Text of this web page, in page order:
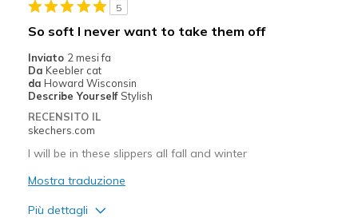
Feels true to width
Sizing
Feels true to size
View On Shoes
5
So soft I never want to take them off
Inviato 2 mesi fa
Da Keebler cat
da Howard Wisconsin
Describe Yourself Stylish
RECENSITO IL
skechers.com
I will be in these slippers all fall and winter
Mostra traduzione
Più dettagli